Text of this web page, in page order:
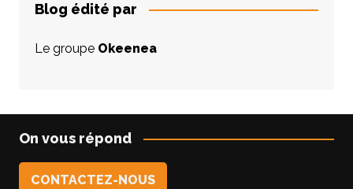
Blog édité par
Le groupe Okeenea
On vous répond
CONTACTEZ-NOUS